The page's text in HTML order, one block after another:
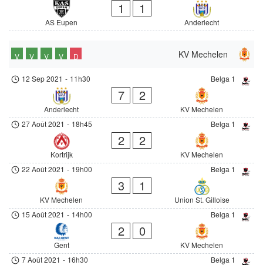
AS Eupen
1 1
Anderlecht
KV Mechelen
V V V V D
Belga 1
12 Sep 2021 - 11h30
Anderlecht
7 2
KV Mechelen
Belga 1
27 Août 2021 - 18h45
Kortrijk
2 2
KV Mechelen
Belga 1
22 Août 2021 - 19h00
KV Mechelen
3 1
Union St. Gilloise
Belga 1
15 Août 2021 - 14h00
Gent
2 0
KV Mechelen
Belga 1
7 Août 2021 - 16h30